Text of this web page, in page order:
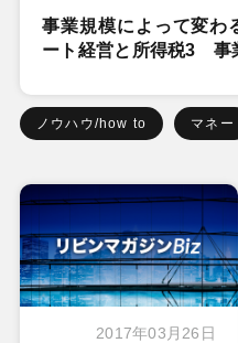
事業規模によって変わ
ート経営と所得税3 事
ノウハウ/how to マネー
2017年03月26日